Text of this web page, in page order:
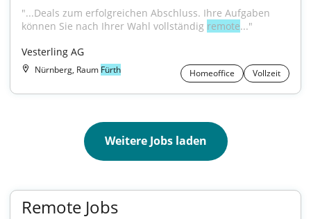
"...Deals zum erfolgreichen Abschluss. Ihre Aufgaben
können Sie nach Ihrer Wahl vollständig remote..."
Vesterling AG
Nürnberg, Raum Fürth Homeoffice Vollzeit
Weitere Jobs laden
Remote Jobs